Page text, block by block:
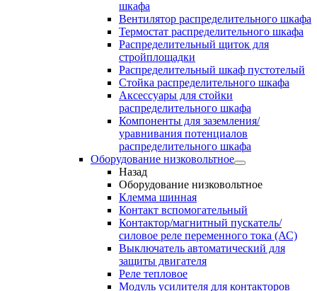
шкафа
Вентилятор распределительного шкафа
Термостат распределительного шкафа
Распределительный щиток для
стройплощадки
Распределительный шкаф пустотелый
Стойка распределительного шкафа
Аксессуары для стойки
распределительного шкафа
Компоненты для заземления/
уравнивания потенциалов
распределительного шкафа
Оборудование низковольтное
Назад
Оборудование низковольтное
Клемма шинная
Контакт вспомогательный
Контактор/магнитный пускатель/
силовое реле переменного тока (АС)
Выключатель автоматический для
защиты двигателя
Реле тепловое
Модуль усилителя для контакторов